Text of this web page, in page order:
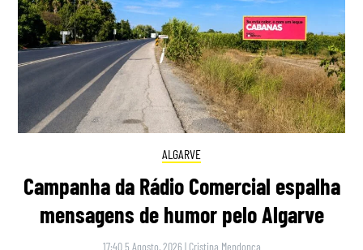
ALGARVE
Campanha da Rádio Comercial espalha
mensagens de humor pelo Algarve
17:40 5 Agosto, 2026 | Cristina Mendonça